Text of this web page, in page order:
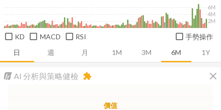
日 週 月 1M 3M 6M 1Y
2M
4M
6M
KD MACD RSI 手勢操作
AI 分析與策略健檢 close
extension
價值